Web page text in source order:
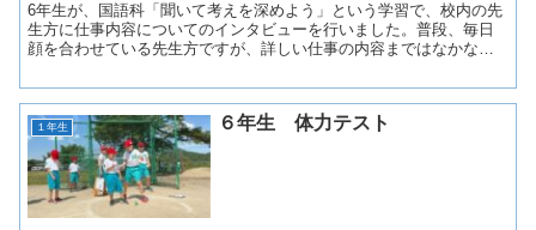
6年生が、国語科「聞いて考えを深めよう」という学習で、校内の先
生方に仕事内容についてのインタビューを行いました。普段、毎日
顔を合わせている先生方ですが、詳しい仕事の内容まではなかなか
１年生 ６年生 体力テスト